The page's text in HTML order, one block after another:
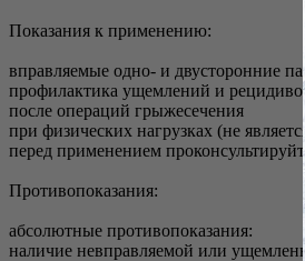
Показания к применению:
вправляемые одно- и двусторонние
профилактика ущемлений и
после операций грыжесечения
при физических нагрузках (не
перед применением
Противопоказания:
абсолютные противопоказания:
наличие невправляемой или